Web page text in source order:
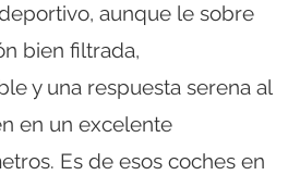
aunque le sobre
bien filtrada,
y una respuesta serena al
en un excelente
Es de esos coches en